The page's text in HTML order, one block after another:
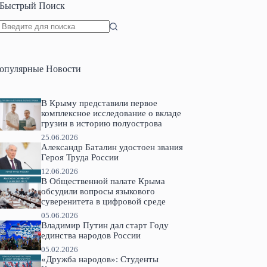
Быстрый Поиск
Новости
В Крыму представили первое
комплексное исследование о вкладе
грузин в историю полуострова
25.06.2026
Александр Баталин удостоен звания
Героя Труда России
12.06.2026
В Общественной палате Крыма
обсудили вопросы языкового
суверенитета в цифровой среде
05.06.2026
Владимир Путин дал старт Году
единства народов России
05.02.2026
«Дружба народов»: Студенты